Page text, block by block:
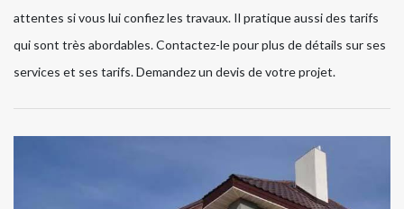
attentes si vous lui confiez les travaux. Il pratique aussi des tarifs
qui sont très abordables. Contactez-le pour plus de détails sur ses
services et ses tarifs. Demandez un devis de votre projet.